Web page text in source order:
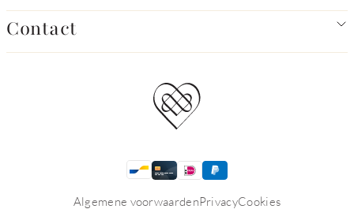
Contact
Algemene voorwaardenPrivacyCookies